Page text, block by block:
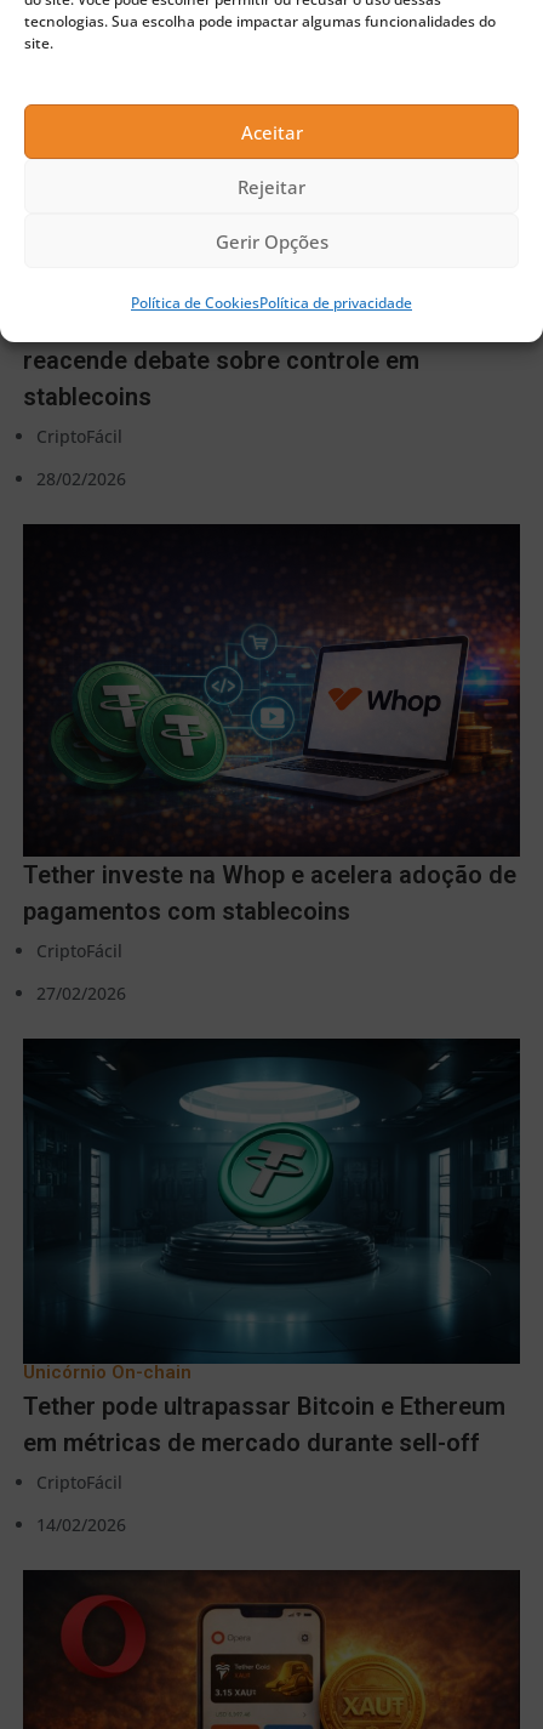
tecnologias. Sua escolha pode impactar algumas funcionalidades do
site.
Aceitar
Rejeitar
Gerir Opções
Política de CookiesPolítica de privacidade
reacende debate sobre controle em
stablecoins
CriptoFácil
28/02/2026
Tether investe na Whop e acelera adoção de
pagamentos com stablecoins
CriptoFácil
27/02/2026
Unicórnio On-chain
Tether pode ultrapassar Bitcoin e Ethereum
em métricas de mercado durante sell-off
CriptoFácil
14/02/2026